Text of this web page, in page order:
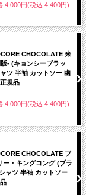
:4,000円(税込 4,400円)
CHOCOLATE 来
- (キョンシーブラッ
ツ 半袖 カットソー 幽
規品
:4,000円(税込 4,400円)
CHOCOLATE ブ
ー・キングコング (ブラ
ャツ 半袖 カットソー